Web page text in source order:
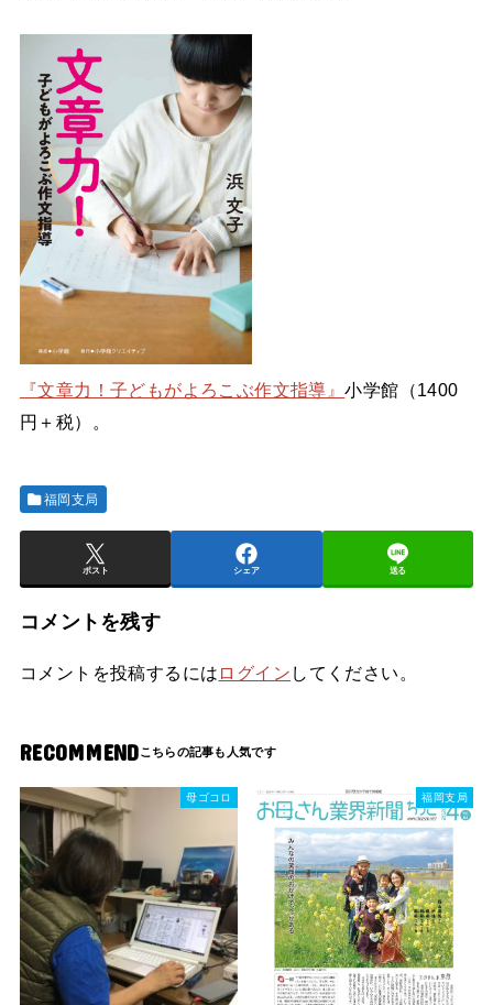
『文章力！子どもがよろこぶ作文指導』小学館（1400
円＋税）。
福岡支局
ポスト シェア 送る
コメントを残す
コメントを投稿するには ログイン してください。
RECOMMEND
母ゴコロ 福岡支局